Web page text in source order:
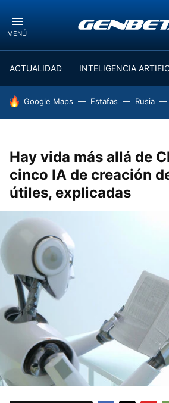
MENÚ
ACTUALIDAD INTELIGENCIA
HOY SE HABLA DE
Google Maps Estafas Rusia
Hay vida más allá de
cinco IA de creación
útiles, explicadas